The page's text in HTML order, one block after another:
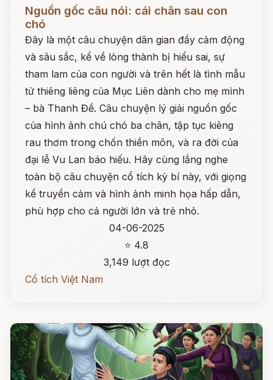
Nguồn gốc câu nói: cái chân sau con
chó
Đây là một câu chuyện dân gian đầy cảm động
và sâu sắc, kể về lòng thành bị hiểu sai, sự
tham lam của con người và trên hết là tình mẫu
tử thiêng liêng của Mục Liên dành cho mẹ mình
– bà Thanh Đề. Câu chuyện lý giải nguồn gốc
của hình ảnh chú chó ba chân, tập tục kiêng
rau thơm trong chốn thiền môn, và ra đời của
đại lễ Vu Lan báo hiếu. Hãy cùng lắng nghe
toàn bộ câu chuyện cổ tích kỳ bí này, với giọng
kể truyền cảm và hình ảnh minh họa hấp dẫn,
phù hợp cho cả người lớn và trẻ nhỏ.
04-06-2025
⭐ 4.8
3,149 lượt đọc
Cổ tích Việt Nam